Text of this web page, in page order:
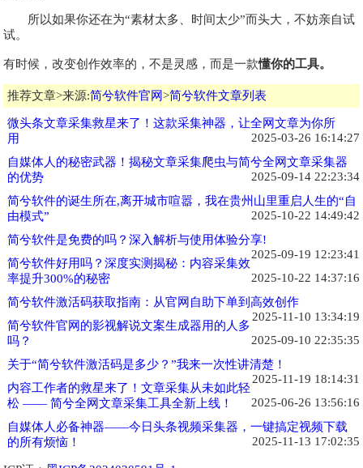
所以如果你还在为“素材太多、时间太少”而头大，不妨亲自试
试。
有时候，改变创作效率的，不是灵感，而是一款懂你的工具。
推荐文章>来源:简兮软件官网>简兮软件文章列表
微头条文章采集救星来了！这款采集神器，让全网文章为你所
用
2025-03-26 16:14:27
自媒体人的秘密武器！揭秘文章采集爬虫与简兮全网文章采集器
的优势
2025-09-14 22:23:34
简兮软件的诞生所在,离开城市喧嚣，我在贵州山里重启人生的“自
由模式”
2025-10-22 14:49:42
简兮软件是免费的吗？深入解析与使用体验分享!
2025-09-19 12:23:41
简兮软件好用吗？深度实测揭秘：内容采集效
率提升300%的秘密
2025-10-22 14:37:16
简兮软件激活码获取指南：从官网自助下单到高效创作
2025-11-10 13:34:19
简兮软件官网的影视解说文案生成器用的人多
吗？
2025-09-10 22:35:35
关于“简兮软件激活码是多少？”我来一次性讲清楚！
2025-11-19 18:14:31
内容工作者的救星来了！文章采集从未如此轻
松 —— 简兮全网文章采集工具全新上线！
2025-06-26 13:56:16
自媒体人必备神器——今日头条视频采集器，一键搞定视频下载
的所有烦恼！
2025-11-13 17:02:35